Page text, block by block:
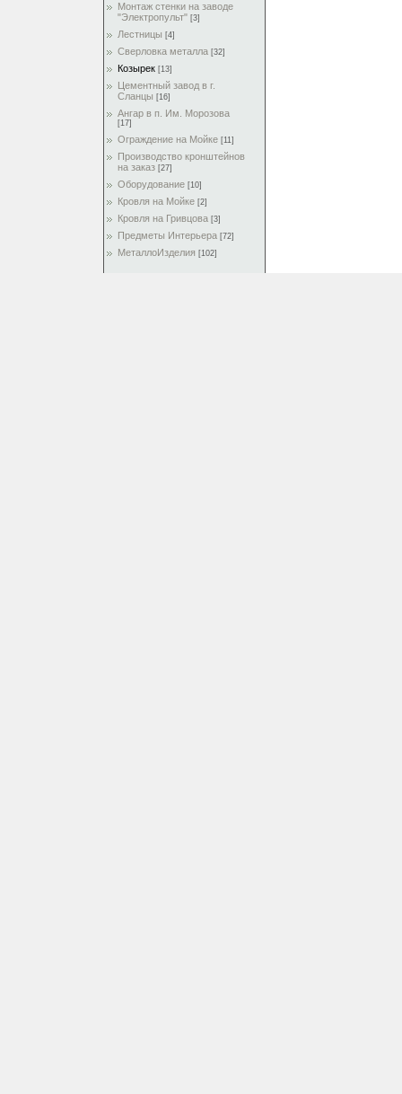
Монтаж стенки на заводе
"Электропульт" [3]
Лестницы [4]
Сверловка металла [32]
Козырек [13]
Цементный завод в г.
Сланцы [16]
Ангар в п. Им. Морозова
[17]
Ограждение на Мойке [11]
Производство кронштейнов
на заказ [27]
Оборудование [10]
Кровля на Мойке [2]
Кровля на Гривцова [3]
Предметы Интерьера [72]
МеталлоИзделия [102]